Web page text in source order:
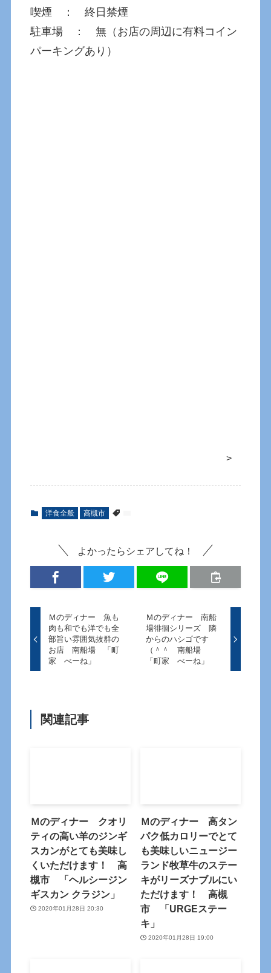
喫煙 ： 終日禁煙
駐車場 ： 無（お店の周辺に有料コイン
パーキングあり）
>
洋食全般 高槻市
よかったらシェアしてね！
Ｍのディナー 魚も
肉も和でも洋でも全
部旨い雰囲気抜群の
お店 南船場 「町
家 べーね」
Ｍのディナー 南船
場徘徊シリーズ 隣
からのハシゴです
（＾＾ 南船場
「町家 べーね」
関連記事
Ｍのディナー クオリ
ティの高い羊のジンギ
スカンがとても美味し
くいただけます！ 高
槻市 「ヘルシージン
ギスカン クラジン」
2020年01月28日 20:30
Ｍのディナー 高タン
パク低カロリーでとて
も美味しいニュージー
ランド牧草牛のステー
キがリーズナブルにい
ただけます！ 高槻
市 「URGEステー
キ」
2020年01月28日 19:00